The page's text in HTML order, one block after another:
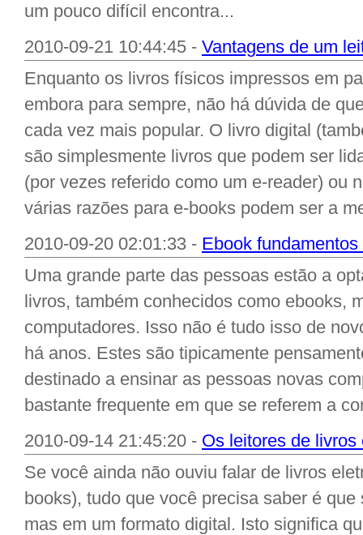
um pouco difícil encontra...
2010-09-21 10:44:45 - Vantagens de um
Enquanto os livros físicos impressos em
embora para sempre, não há dúvida de
cada vez mais popular. O livro digital
são simplesmente livros que podem ser
(por vezes referido como um e-reader) ou
várias razões para e-books podem ser a
2010-09-20 02:01:33 - Ebook
Uma grande parte das pessoas estão a
livros, também conhecidos como ebooks,
computadores. Isso não é tudo isso de
há anos. Estes são tipicamente
destinado a ensinar as pessoas novas
bastante frequente em que se referem a
2010-09-14 21:45:20 - Os leitores de
Se você ainda não ouviu falar de livros
books), tudo que você precisa saber é
mas em um formato digital. Isto significa